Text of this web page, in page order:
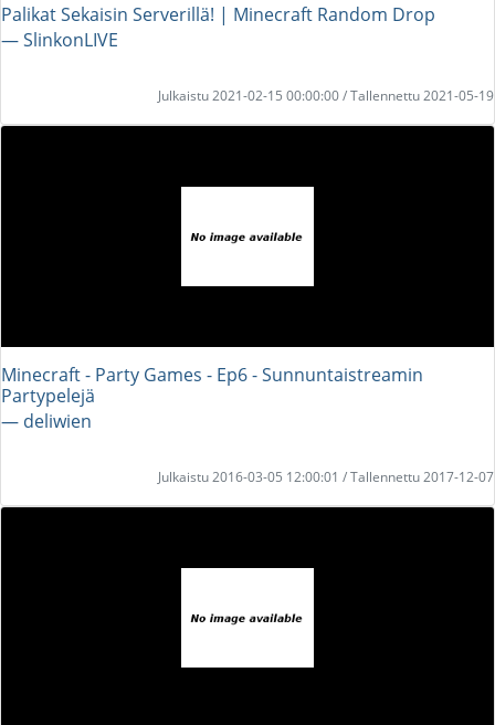
Palikat Sekaisin Serverillä! | Minecraft Random Drop
― SlinkonLIVE
Julkaistu 2021-02-15 00:00:00 / Tallennettu 2021-05-19
Minecraft - Party Games - Ep6 - Sunnuntaistreamin
Partypelejä
― deliwien
Julkaistu 2016-03-05 12:00:01 / Tallennettu 2017-12-07